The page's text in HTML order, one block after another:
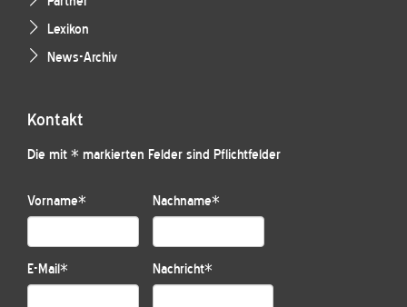
Lexikon
News-Archiv
Kontakt
Die mit * markierten Felder sind Pflichtfelder
Vorname* Nachname*
E-Mail* Nachricht*